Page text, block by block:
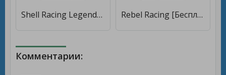
Shell Racing Legends [Бесплатные покупки] Rebel Racing [Бесплатные покупки]
Комментарии: